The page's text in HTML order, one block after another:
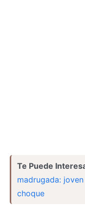
Te Puede
madrugada:
choque